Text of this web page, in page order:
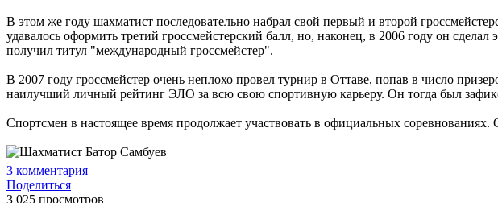
В этом же году шахматист последовательно набрал свой первый и второй
удавалось оформить третий гроссмейстерский балл, но, наконец, в 2006 году он
получил титул "международный гроссмейстер".
В 2007 году гроссмейстер очень неплохо провел турнир в Оттаве, попав в число
наилучший личный рейтинг ЭЛО за всю свою спортивную карьеру. Он тогда был
Спортсмен в настоящее время продолжает участвовать в официальных
3 комментария
Поделиться
3 025 просмотров